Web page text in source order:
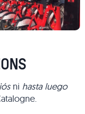
ni hasta luego